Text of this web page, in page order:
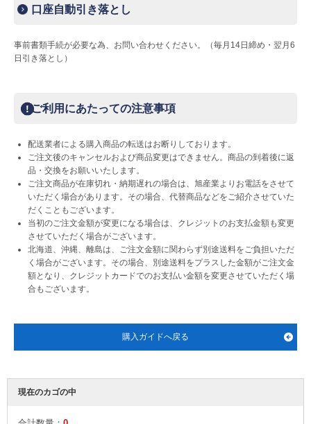
口座自動引き落とし
事前書類手続が必要な為、お問い合わせください。（毎月14日締め・翌月6
日引き落とし）
ご利用にあたっての注意事項
配送業者による購入商品の転送はお断りしております。
ご注文後のキャンセルおよび商品変更はできません。商品の到着後に返
品・交換をお願いいたします。
ご注文商品が在庫切れ・納期遅れの場合は、旭産業よりお電話をさせて
いただく場合があります。その場合、代替商品などをご紹介させていた
だくこともございます。
当初のご注文金額が変更になる場合は、クレジットのお支払金額も変更
させていただく場合がございます。
北海道、沖縄、離島は、ご注文金額に関わらず別途送料をご負担いただ
く場合がございます。 その場合、別途送料をプラスした金額がご注文金
額となり、クレジットカードでのお支払い金額を変更させていただく場
合もございます。
購入ガイドへ戻る
現在のカゴの中